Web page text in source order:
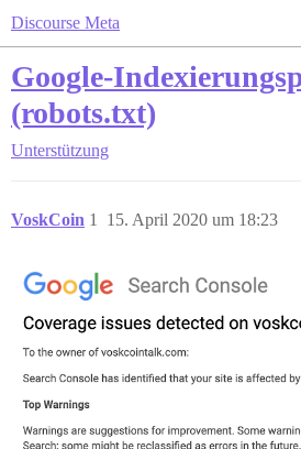
Discourse Meta
Google-
(robots.txt)
Unterstützung
VoskCoin 15. April 2020 um 18:23
1